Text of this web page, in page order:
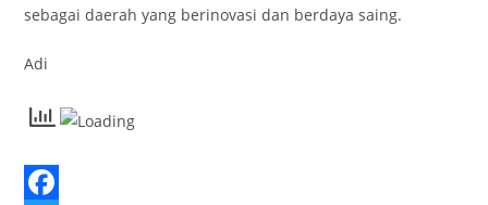
sebagai daerah yang berinovasi dan berdaya saing.
Adi